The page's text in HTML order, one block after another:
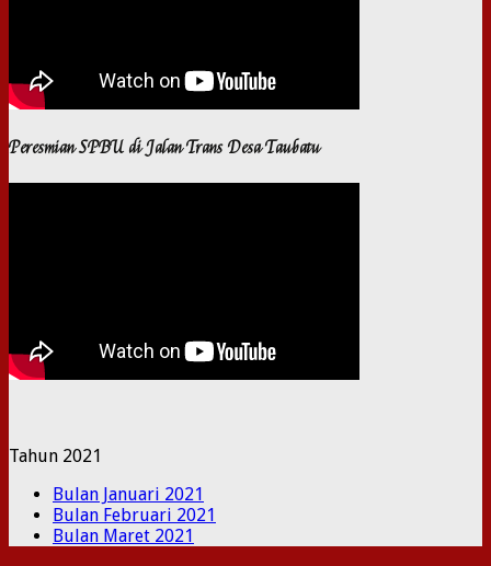
Peresmian SPBU di Jalan Trans Desa Taubatu
Tahun 2021
Bulan Januari 2021
Bulan Februari 2021
Bulan Maret 2021